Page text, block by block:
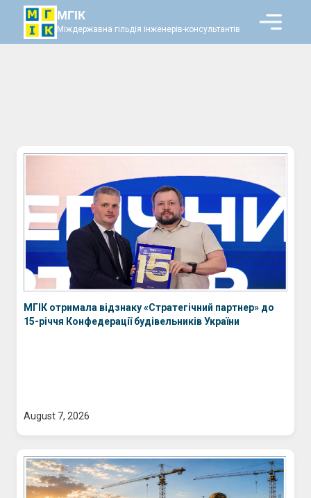
МГІК
Міждержавна гільдія інженерів-консультантів
МГІК отримала відзнаку «Стратегічний партнер» до
15-річчя Конфедерації будівельників України
August 7, 2026